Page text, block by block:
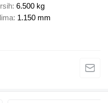
6.500 kg
1.150 mm